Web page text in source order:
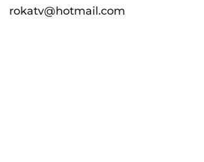
rokatv@hotmail.com